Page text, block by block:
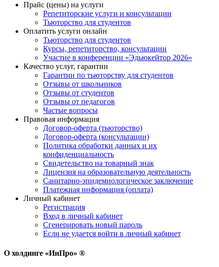
Прайс (цены) на услуги
Репетиторские услуги и консультации
Тьюторство для студентов
Оплатить услуги онлайн
Тьюторство для студентов
Курсы, репетиторство, консультации
Участие в конференции «Эдьюкейтор 2026»
Качество услуг, гарантии
Гарантии по тьюторству для студентов
Отзывы от школьников
Отзывы от студентов
Отзывы от педагогов
Частые вопросы
Правовая информация
Договор-оферта (тьюторство)
Договор-оферта (консультации)
Политика обработки данных и их
конфиденциальность
Свидетельство на товарный знак
Лицензия на образовательную деятельность
Санитарно-эпидемиологическое заключение
Платежная информация (оплата)
Личный кабинет
Регистрация
Вход в личный кабинет
Сгенерировать новый пароль
Если не удается войти в личный кабинет
О холдинге «ИнПро» ®